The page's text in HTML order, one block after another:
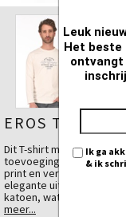
EROS T-SHIRT
Dit T-shirt met ronde
toevoeging aan je
print en verfijnde
elegante uitstraling. Het
katoen, wat zorgt voor
meer...
Leuk
Het beste
ontvangt
Ik ga
& ik